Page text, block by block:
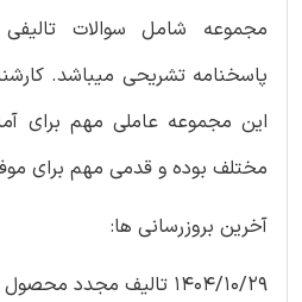
مجموعه شامل سوالات
پاسخنامه تشریحی میباشد.
این مجموعه عاملی مهم برای
مختلف بوده و قدمی مهم برای
آخرین بروزرسانی ها:
1404/10/29 تالیف مجدد محصول